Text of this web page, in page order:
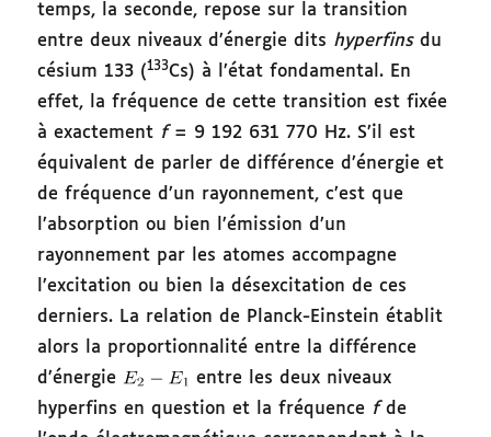
temps, la seconde, repose sur la transition
entre deux niveaux d’énergie dits hyperfinsdu
césium 133 (133Cs) à l’état fondamental. En
effet, la fréquence de cette transition est fixée
à exactement f= 9 192 631 770 Hz. S’il est
équivalent de parler de différence d’énergie et
de fréquence d’un rayonnement, c’est que
l’absorption ou bien l’émission d’un
rayonnement par les atomes accompagne
l’excitation ou bien la désexcitation de ces
derniers. La relation de Planck-Einstein établit
alors la proportionnalité entre la différence
d’énergie
entre les deux niveaux
hyperfins en question et la fréquence fde